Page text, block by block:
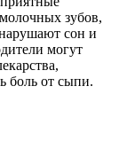
зубов,
сон и
могут
боль от сыпи.